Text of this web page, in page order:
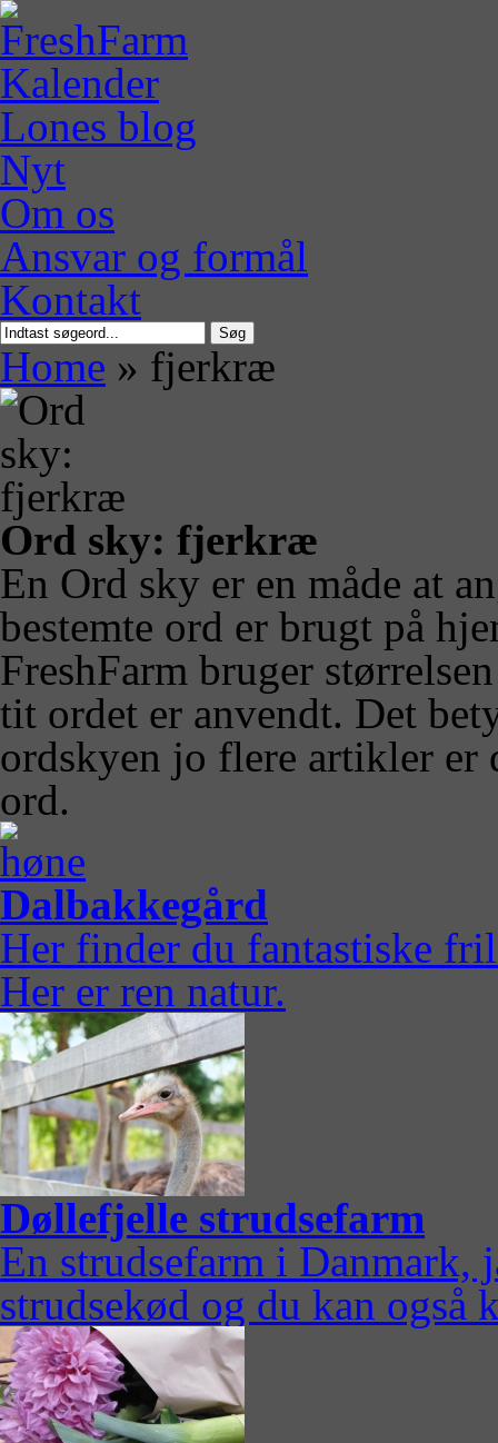
Kalender
Lones blog
Nyt
Om os
Ansvar og formål
Kontakt
Søg
Home » fjerkræ
Ord sky: fjerkræ
En Ord sky er en måde at
bestemte ord er brugt på
FreshFarm bruger
tit ordet er anvendt. Det
ordskyen jo flere artikler er
ord.
Dalbakkegård
Her finder du fantastiske
Her er ren natur.
Døllefjelle strudsefarm
En strudsefarm i Danmark,
strudsekød og du kan også